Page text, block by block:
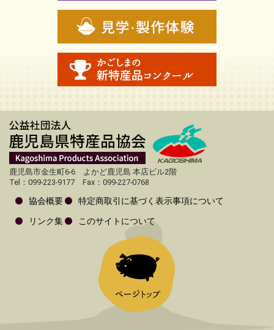
鹿児島市金生町6-6 よかど鹿児島 本店ビル2階
Tel：099-223-9177 Fax：099-227-0768
協会概要 特定商取引に基づく表示事項について
リンク集 このサイトについて